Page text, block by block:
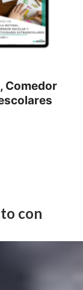
Comedor
con